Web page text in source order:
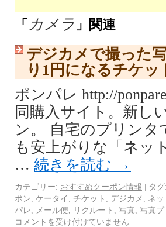
「 カメラ 」関連
デジカメで撮った
り1円になるチケ
ポンパレ http://
同購入サイト。新し
ン。 自宅のプリン
も安上がりな「ネッ
… 続きを読む →
カテゴリー: おすすめクーポン情報 | タグ:
ポン ケータイ チケット デジカメ ネッ
パレ
メール便 リクルート 写真 写真プ
コメントを受け付けていません